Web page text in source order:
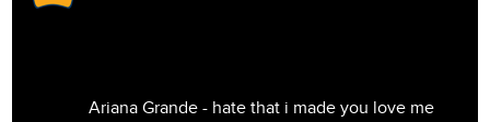
Ariana Grande - hate that i made you love me